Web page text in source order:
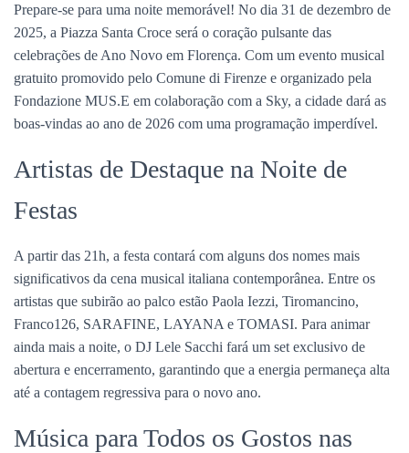
Prepare-se para uma noite memorável! No dia 31 de dezembro de
2025, a Piazza Santa Croce será o coração pulsante das
celebrações de Ano Novo em Florença. Com um evento musical
gratuito promovido pelo Comune di Firenze e organizado pela
Fondazione MUS.E em colaboração com a Sky, a cidade dará as
boas-vindas ao ano de 2026 com uma programação imperdível.
Artistas de Destaque na Noite de
Festas
A partir das 21h, a festa contará com alguns dos nomes mais
significativos da cena musical italiana contemporânea. Entre os
artistas que subirão ao palco estão Paola Iezzi, Tiromancino,
Franco126, SARAFINE, LAYANA e TOMASI. Para animar
ainda mais a noite, o DJ Lele Sacchi fará um set exclusivo de
abertura e encerramento, garantindo que a energia permaneça alta
até a contagem regressiva para o novo ano.
Música para Todos os Gostos nas